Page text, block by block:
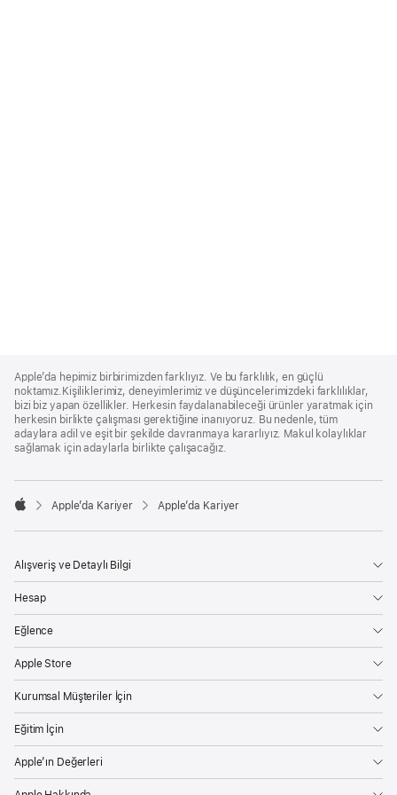
Footer
Apple’da hepimiz birbirimizden farklıyız. Ve bu farklılık, en güçlü
noktamız.Kişiliklerimiz, deneyimlerimiz ve düşüncelerimizdeki farklılıklar,
bizi biz yapan özellikler. Herkesin faydalanabileceği ürünler yaratmak için
herkesin birlikte çalışması gerektiğine inanıyoruz. Bu nedenle, tüm
adaylara adil ve eşit bir şekilde davranmaya kararlıyız. Makul kolaylıklar
sağlamak için adaylarla birlikte çalışacağız.

Apple’da Kariyer Apple’da Kariyer
Alışveriş ve Detaylı Bilgi
Hesap
Eğlence
Apple Store
Kurumsal Müşteriler İçin
Eğitim İçin
Apple’ın Değerleri